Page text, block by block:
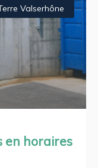
Valserhône
en horaires